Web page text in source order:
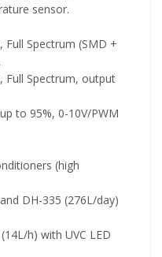
sensor.
Full Spectrum (SMD +
Full Spectrum, output
to 95%, 0-10V/PWM
(high
DH-335 (276L/day)
h) with UVC LED